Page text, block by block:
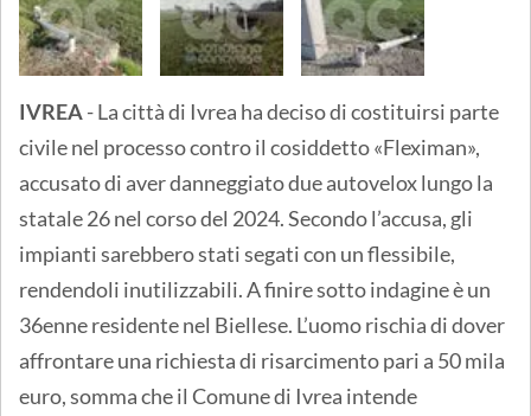
IVREA- La città di Ivrea ha deciso di costituirsi parte
civile nel processo contro il cosiddetto «Fleximan»,
accusato di aver danneggiato due autovelox lungo la
statale 26 nel corso del 2024. Secondo l’accusa, gli
impianti sarebbero stati segati con un flessibile,
rendendoli inutilizzabili. A finire sotto indagine è un
36enne residente nel Biellese. L’uomo rischia di dover
affrontare una richiesta di risarcimento pari a 50 mila
euro, somma che il Comune di Ivrea intende